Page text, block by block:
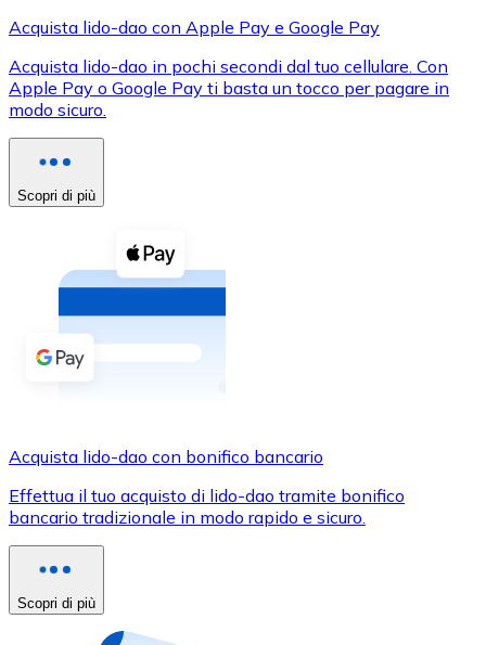
XRP
XRP
Vedi tutto
Buoni cripto
Acquista criptovalute in contanti e altri mezzi di
Acquista con contanti
Bonifico SEPA
Usa le carte Visa e Mastercard per acquistare
Acquista con carta
Acquista lido-dao con Apple Pay e Google Pay
Acquista lido-dao in pochi secondi dal tuo cellulare. Con
Apple Pay o Google Pay ti basta un tocco per pagare in
modo sicuro.
Scopri di più
Acquista lido-dao con bonifico bancario
Effettua il tuo acquisto di lido-dao tramite bonifico
bancario tradizionale in modo rapido e sicuro.
Scopri di più